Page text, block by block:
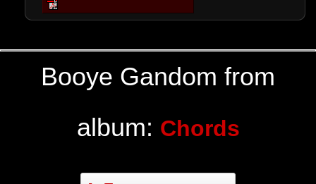
Booye Gandom from
album: Chords